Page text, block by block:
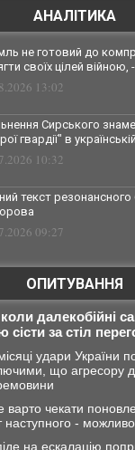
АНАЛІТИКА
не готовий до
своїх цілей
13:02
Сирського
гвардії" в
10:32
текст резонансного
09:27
ОПИТУВАННЯ
далекобійні
сісти за стіл
удари України
що агресору
варто чекати
наступного -
на ескалацію